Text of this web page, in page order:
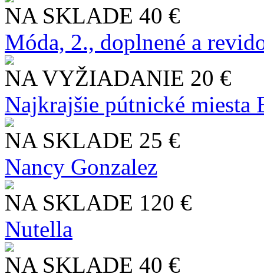
NA SKLADE 40 €
Móda, 2., doplnené a
NA VYŽIADANIE 20 €
Najkrajšie pútnické miesta
NA SKLADE 25 €
Nancy Gonzalez
NA SKLADE 120 €
Nutella
NA SKLADE 40 €